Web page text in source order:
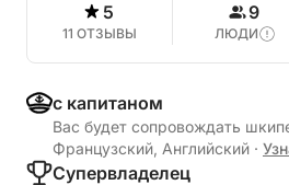
5
11 ОТЗЫВЫ
9
ЛЮДИ
с капитаном
Вас будет сопровождать
Французский, Английский ·
Cупервладелец